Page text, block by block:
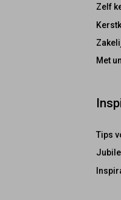
Zelf
Met
Tips